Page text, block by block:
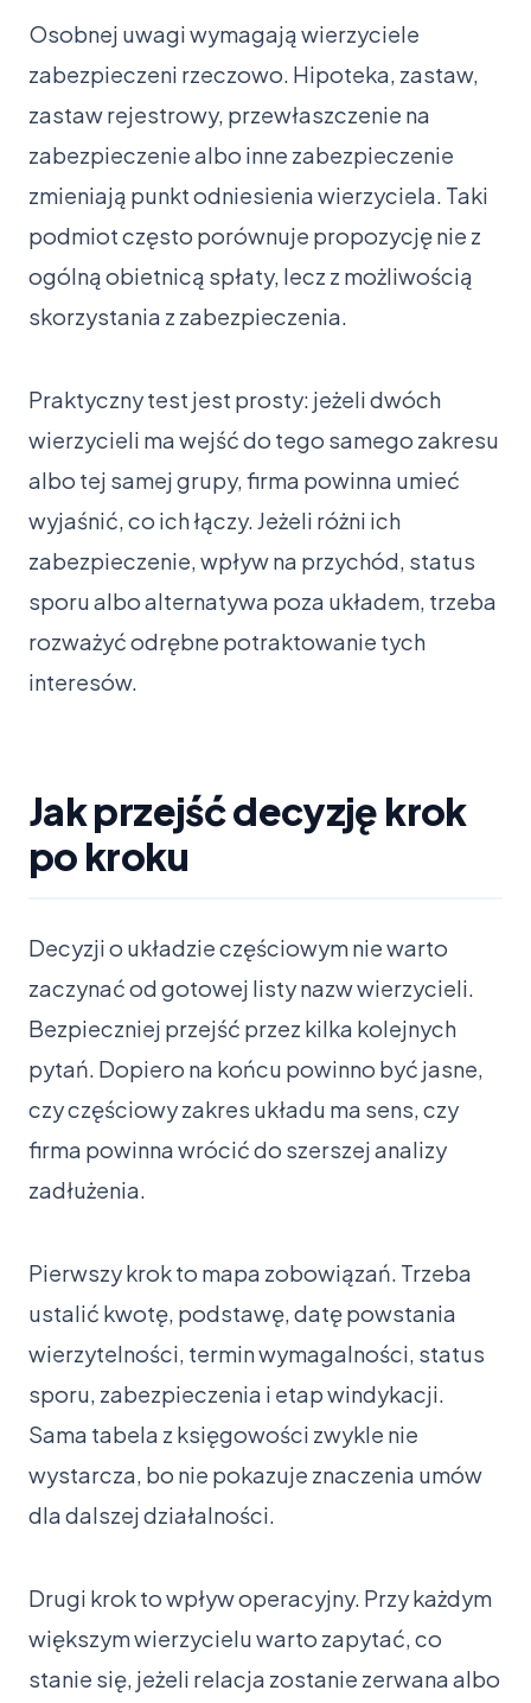
Osobnej uwagi wymagają wierzyciele
zabezpieczeni rzeczowo. Hipoteka, zastaw,
zastaw rejestrowy, przewłaszczenie na
zabezpieczenie albo inne zabezpieczenie
zmieniają punkt odniesienia wierzyciela. Taki
podmiot często porównuje propozycję nie z
ogólną obietnicą spłaty, lecz z możliwością
skorzystania z zabezpieczenia.
Praktyczny test jest prosty: jeżeli dwóch
wierzycieli ma wejść do tego samego zakresu
albo tej samej grupy, firma powinna umieć
wyjaśnić, co ich łączy. Jeżeli różni ich
zabezpieczenie, wpływ na przychód, status
sporu albo alternatywa poza układem, trzeba
rozważyć odrębne potraktowanie tych
interesów.
Jak przejść decyzję krok
po kroku
Decyzji o układzie częściowym nie warto
zaczynać od gotowej listy nazw wierzycieli.
Bezpieczniej przejść przez kilka kolejnych
pytań. Dopiero na końcu powinno być jasne,
czy częściowy zakres układu ma sens, czy
firma powinna wrócić do szerszej analizy
zadłużenia.
Pierwszy krok to mapa zobowiązań. Trzeba
ustalić kwotę, podstawę, datę powstania
wierzytelności, termin wymagalności, status
sporu, zabezpieczenia i etap windykacji.
Sama tabela z księgowości zwykle nie
wystarcza, bo nie pokazuje znaczenia umów
dla dalszej działalności.
Drugi krok to wpływ operacyjny. Przy każdym
większym wierzycielu warto zapytać, co
stanie się, jeżeli relacja zostanie zerwana albo